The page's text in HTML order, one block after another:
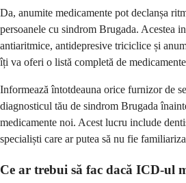
Da, anumite medicamente pot declanșa
persoanele cu sindrom Brugada. Acestea
antiaritmice, antidepresive triciclice și
îți va oferi o listă completă de
Informează întotdeauna orice furnizor de
diagnosticul tău de sindrom Brugada
medicamente noi. Acest lucru include
specialiști care ar putea să nu fie
Ce ar trebui să fac dacă ICD-ul